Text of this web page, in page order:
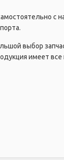
с
выбор
имеет